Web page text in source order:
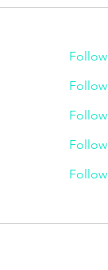
Follow
Follow
Follow
Follow
Follow